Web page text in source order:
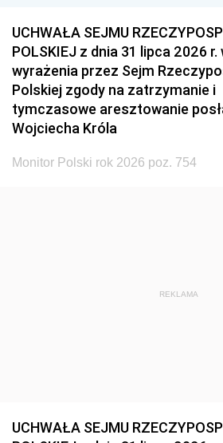
UCHWAŁA SEJMU
POLSKIEJ z dnia 31 lipca 2026
wyrażenia przez Sejm
Polskiej zgody na zatrzymanie i
tymczasowe aresztowanie
Wojciecha Króla
Monitor Polski rok 2026 poz. 754
REKLAMA
UCHWAŁA SEJMU